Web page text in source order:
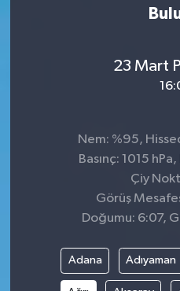
23 Mart
Nem: %95,
Basınç: 1015
Çiy
Görüş
Doğumu: 6:07,
Adana Adıyaman